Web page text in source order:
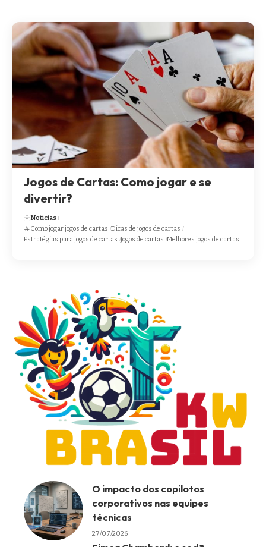
Jogos de Cartas: Como jogar e se
divertir?
Noticias
Como jogar jogos de cartas Dicas de jogos de cartas
Estratégias para jogos de cartas Jogos de cartas Melhores jogos de cartas
O impacto dos copilotos
corporativos nas equipes
técnicas
27/07/2026